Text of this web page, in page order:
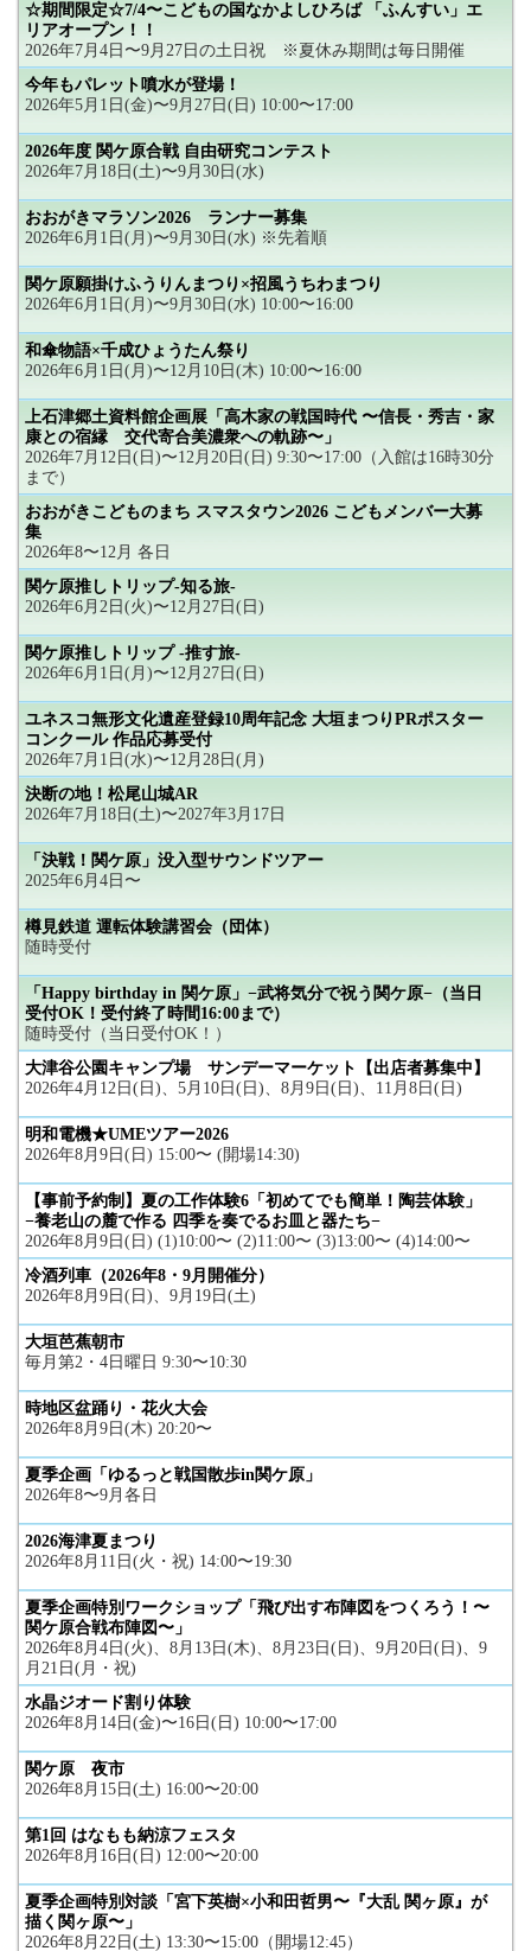
☆期間限定☆7/4〜こどもの国なかよしひろば 「ふんすい」エ
リアオープン！！
2026年7月4日〜9月27日の土日祝 ※夏休み期間は毎日開催
今年もパレット噴水が登場！
2026年5月1日(金)〜9月27日(日) 10:00〜17:00
2026年度 関ケ原合戦 自由研究コンテスト
2026年7月18日(土)〜9月30日(水)
おおがきマラソン2026 ランナー募集
2026年6月1日(月)〜9月30日(水) ※先着順
関ケ原願掛けふうりんまつり×招風うちわまつり
2026年6月1日(月)〜9月30日(水) 10:00〜16:00
和傘物語×千成ひょうたん祭り
2026年6月1日(月)〜12月10日(木) 10:00〜16:00
上石津郷土資料館企画展「高木家の戦国時代 〜信長・秀吉・家
康との宿縁 交代寄合美濃衆への軌跡〜」
2026年7月12日(日)〜12月20日(日) 9:30〜17:00（入館は16時30分
まで）
おおがきこどものまち スマスタウン2026 こどもメンバー大募
集
2026年8〜12月 各日
関ケ原推しトリップ-知る旅-
2026年6月2日(火)〜12月27日(日)
関ケ原推しトリップ -推す旅-
2026年6月1日(月)〜12月27日(日)
ユネスコ無形文化遺産登録10周年記念 大垣まつりPRポスター
コンクール 作品応募受付
2026年7月1日(水)〜12月28日(月)
決断の地！松尾山城AR
2026年7月18日(土)〜2027年3月17日
「決戦！関ケ原」没入型サウンドツアー
2025年6月4日〜
樽見鉄道 運転体験講習会（団体）
随時受付
「Happy birthday in 関ケ原」−武将気分で祝う関ケ原−（当日
受付OK！受付終了時間16:00まで）
随時受付（当日受付OK！）
大津谷公園キャンプ場 サンデーマーケット【出店者募集中】
2026年4月12日(日)、5月10日(日)、8月9日(日)、11月8日(日)
明和電機★UMEツアー2026
2026年8月9日(日) 15:00〜 (開場14:30)
【事前予約制】夏の工作体験6「初めてでも簡単！陶芸体験」
−養老山の麓で作る 四季を奏でるお皿と器たち−
2026年8月9日(日) (1)10:00〜 (2)11:00〜 (3)13:00〜 (4)14:00〜
冷酒列車（2026年8・9月開催分）
2026年8月9日(日)、9月19日(土)
大垣芭蕉朝市
毎月第2・4日曜日 9:30〜10:30
時地区盆踊り・花火大会
2026年8月9日(木) 20:20〜
夏季企画「ゆるっと戦国散歩in関ケ原」
2026年8〜9月各日
2026海津夏まつり
2026年8月11日(火・祝) 14:00〜19:30
夏季企画特別ワークショップ「飛び出す布陣図をつくろう！〜
関ケ原合戦布陣図〜」
2026年8月4日(火)、8月13日(木)、8月23日(日)、9月20日(日)、9
月21日(月・祝)
水晶ジオード割り体験
2026年8月14日(金)〜16日(日) 10:00〜17:00
関ケ原 夜市
2026年8月15日(土) 16:00〜20:00
第1回 はなもも納涼フェスタ
2026年8月16日(日) 12:00〜20:00
夏季企画特別対談「宮下英樹×小和田哲男〜『大乱 関ヶ原』が
描く関ヶ原〜」
2026年8月22日(土) 13:30〜15:00（開場12:45）